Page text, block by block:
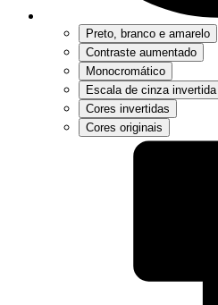
Preto, branco e amarelo
Contraste aumentado
Monocromático
Escala de cinza invertida
Cores invertidas
Cores originais